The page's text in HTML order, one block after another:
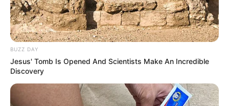
BUZZ DAY
Jesus' Tomb Is Opened And Scientists Make An Incredible
Discovery